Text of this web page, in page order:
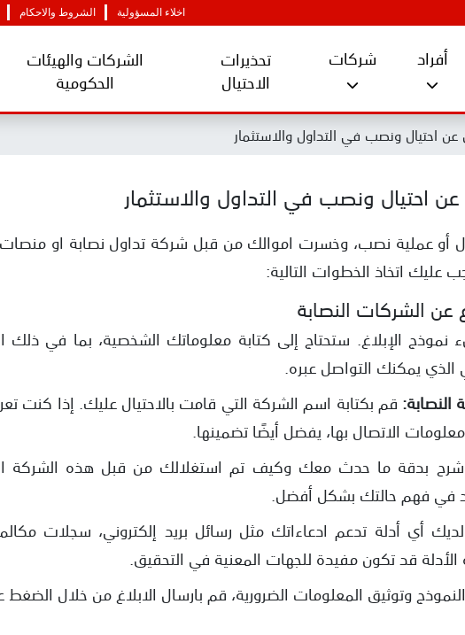
اخلاء المسؤولية الشروط والاحكام
أفراد شركات تحذيرات
الاحتيال
الشركات والهيئات
الحكومية
احتيال ونصب في التداول والاستثمار
احتيال ونصب في التداول والاستثمار
أو عملية نصب، وخسرت اموالك من قبل شركة تداول نصابة او منصات
عليك اتخاذ الخطوات التالية:
الشركات النصابة
نموذج الإبلاغ. ستحتاج إلى كتابة معلوماتك الشخصية، بما في
الذي يمكنك التواصل عبره.
قم بكتابة اسم الشركة التي قامت بالاحتيال عليك. إذا كنت
الاتصال بها، يفضل أيضًا تضمينها.
بدقة ما حدث معك وكيف تم استغلالك من قبل هذه الشركة
في فهم حالتك بشكل أفضل.
أي أدلة تدعم ادعاءاتك مثل رسائل بريد إلكتروني، سجلات
الأدلة قد تكون مفيدة للجهات المعنية في التحقيق.
وتوثيق المعلومات الضرورية، قم بارسال الابلاغ من خلال الضغط